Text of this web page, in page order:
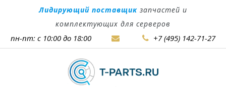
Лидирующий поставщик запчастей и
комплектующих для серверов
пн-пт: с 10:00 до 18:00 +7 (495) 142-71-27